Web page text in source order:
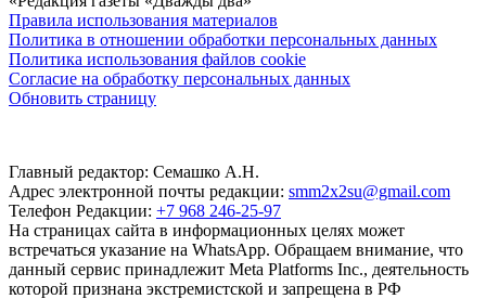
Правила использования материалов
Политика в отношении обработки персональных данных
Политика использования файлов cookie
Согласие на обработку персональных данных
Обновить страницу
Главный редактор: Семашко А.Н.
Адрес электронной почты редакции: smm2x2su@gmail.com
Телефон Редакции: +7 968 246-25-97
На страницах сайта в информационных целях может
встречаться указание на WhatsApp. Обращаем внимание, что
данный сервис принадлежит Meta Platforms Inc., деятельность
которой признана экстремистской и запрещена в РФ